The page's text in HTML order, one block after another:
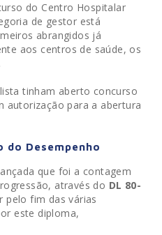
do Centro Hospitalar
de gestor está
abrangidos já
aos centros de saúde, os
tinham aberto concurso
autorização para a abertura
do Desempenho
que foi a contagem
através do DL 80-
pelo fim das várias
este diploma,